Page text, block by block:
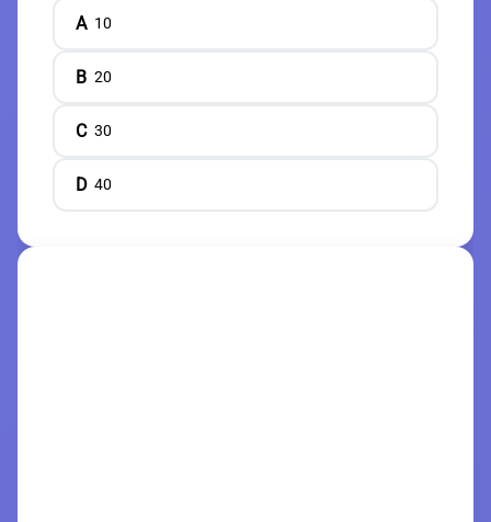
A 10
B 20
C 30
D 40